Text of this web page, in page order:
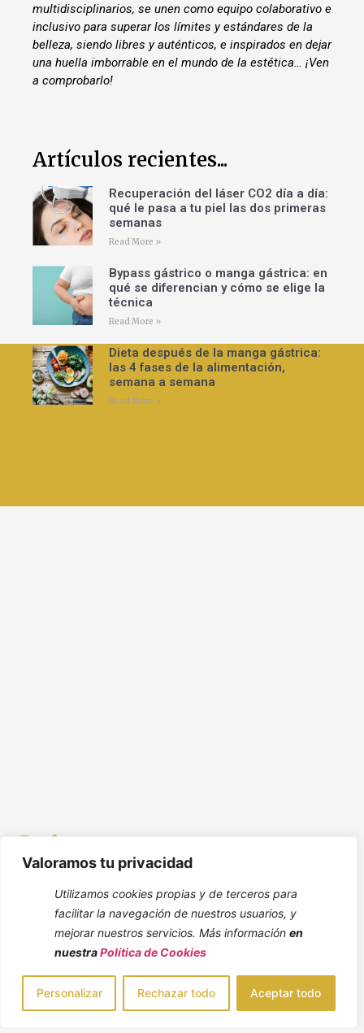
Valoramos tu privacidad
Utilizamos cookies propias y de terceros para
facilitar la navegación de nuestros usuarios, y
mejorar nuestros servicios. Más información en
nuestraPolítica de Cookies
Personalizar Rechazar todo Aceptar todo
multidisciplinarios, se unen como equipo colaborativo e
inclusivo para superar los límites y estándares de la
belleza, siendo libres y auténticos, e inspirados en dejar
una huella imborrable en el mundo de la estética… ¡Ven
a comprobarlo!
Artículos recientes...
Recuperación del láser CO2 día a día:
qué le pasa a tu piel las dos primeras
semanas
Read More »
Bypass gástrico o manga gástrica: en
qué se diferencian y cómo se elige la
técnica
Read More »
Dieta después de la manga gástrica:
las 4 fases de la alimentación,
semana a semana
Read More »